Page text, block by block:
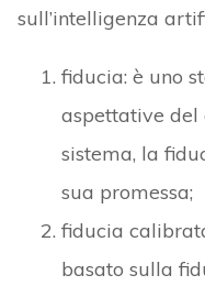
sull’intelligenza
fiducia: è uno
aspettative
sistema, la
sua promessa;
fiducia
basato sulla